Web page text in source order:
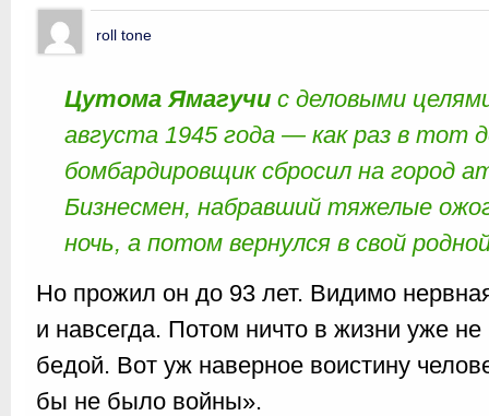
roll tone
Цутома Ямагучи с деловыми
августа 1945 года — как раз в тот
бомбардировщик сбросил на город
Бизнесмен, набравший тяжелые
ночь, а потом вернулся в свой
Но прожил он до 93 лет. Видимо
и навсегда. Потом ничто в жизни уже
бедой. Вот уж наверное воистину
бы не было войны».